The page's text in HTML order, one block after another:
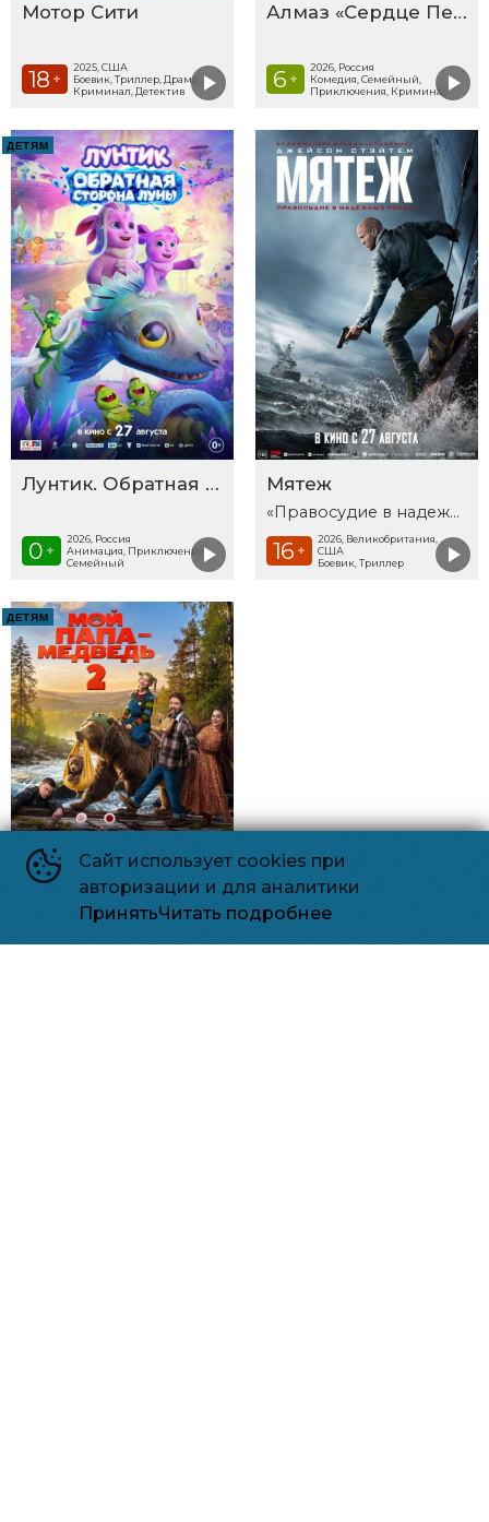
Мотор Сити
18 +
2025, США
Боевик, Триллер, Драма,
Криминал, Детектив
Алмаз «Сердце Персии»
6 +
2026, Россия
Комедия, Семейный,
Приключения, Криминал
ДЕТЯМ
Лунтик. Обратная сторона Луны
0 +
2026, Россия
Анимация, Приключения,
Семейный
Мятеж
«Правосудие в надежных руках»
16 +
2026, Великобритания,
США
Боевик, Триллер
ДЕТЯМ
Сайт использует cookies при
авторизации и для аналитики
ПринятьЧитать подробнее